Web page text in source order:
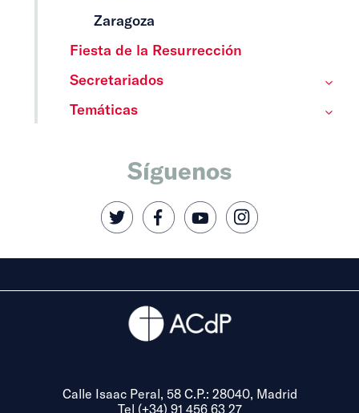
Zaragoza
Fiesta de la Resurrección
Secretariados
Temáticas
Síguenos
Calle Isaac Peral, 58 C.P.: 28040, Madrid
Tel (+34) 91 456 63 27